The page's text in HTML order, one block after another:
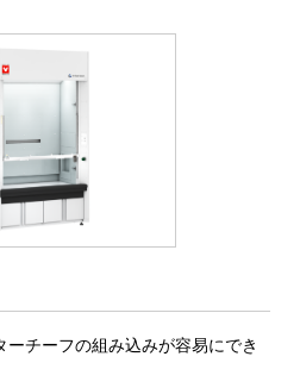
チーフの組み込みが容易にでき